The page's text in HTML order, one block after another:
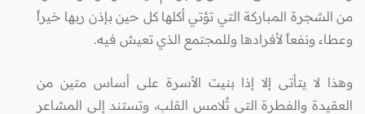
من الشجرة المباركة التي تؤتي أكلها كل حين بإذن ربها خيراً
وعطاء ونفعاً لأفرادها وللمجتمع الذي تعيش فيه.
وهذا لا يتأتى إلا إذا بنيت الأسرة على أساس متين من
العقيدة والفطرة التي تُلامس القلب، وتستند إلى المشاعر